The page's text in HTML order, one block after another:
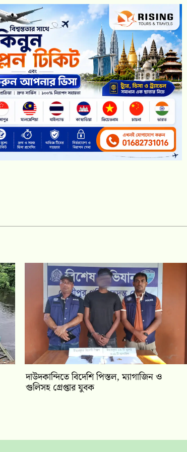
দাউদকান্দিতে বিদেশি পিস্তল, ম্যাগাজিন ও
গুলিসহ গ্রেপ্তার যুবক